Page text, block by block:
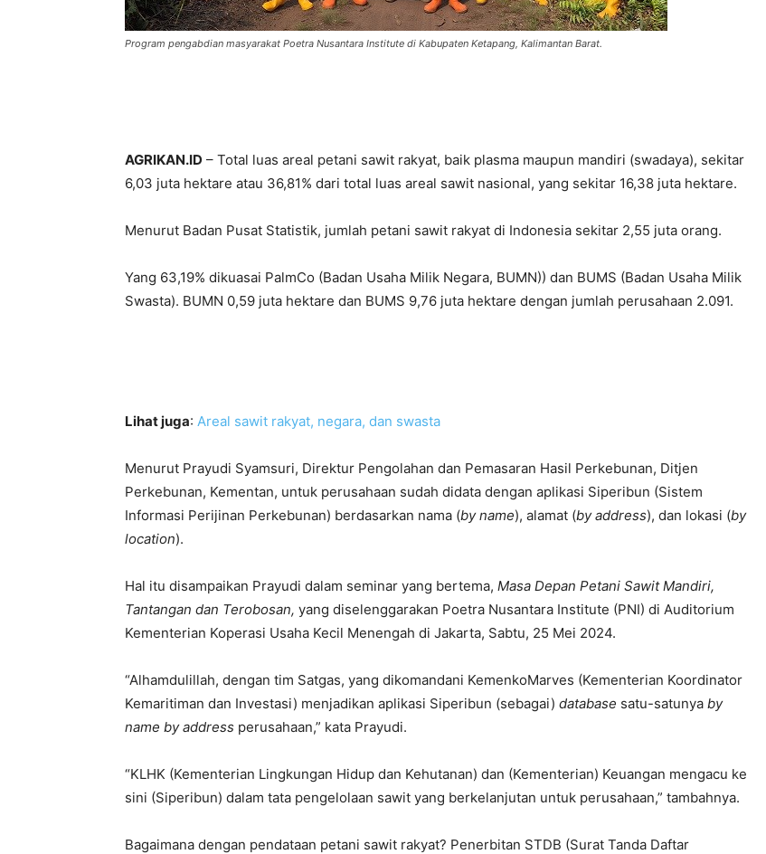
Program pengabdian masyarakat Poetra Nusantara Institute di Kabupaten Ketapang, Kalimantan Barat.
AGRIKAN.ID – Total luas areal petani sawit rakyat, baik plasma maupun mandiri (swadaya), sekitar
6,03 juta hektare atau 36,81% dari total luas areal sawit nasional, yang sekitar 16,38 juta hektare.
Menurut Badan Pusat Statistik, jumlah petani sawit rakyat di Indonesia sekitar 2,55 juta orang.
Yang 63,19% dikuasai PalmCo (Badan Usaha Milik Negara, BUMN)) dan BUMS (Badan Usaha Milik
Swasta). BUMN 0,59 juta hektare dan BUMS 9,76 juta hektare dengan jumlah perusahaan 2.091.
Lihat juga: Areal sawit rakyat, negara, dan swasta
Menurut Prayudi Syamsuri, Direktur Pengolahan dan Pemasaran Hasil Perkebunan, Ditjen
Perkebunan, Kementan, untuk perusahaan sudah didata dengan aplikasi Siperibun (Sistem
Informasi Perijinan Perkebunan) berdasarkan nama (by name), alamat (by address), dan lokasi (by
location).
Hal itu disampaikan Prayudi dalam seminar yang bertema, Masa Depan Petani Sawit Mandiri,
Tantangan dan Terobosan, yang diselenggarakan Poetra Nusantara Institute (PNI) di Auditorium
Kementerian Koperasi Usaha Kecil Menengah di Jakarta, Sabtu, 25 Mei 2024.
“Alhamdulillah, dengan tim Satgas, yang dikomandani KemenkoMarves (Kementerian Koordinator
Kemaritiman dan Investasi) menjadikan aplikasi Siperibun (sebagai) database satu-satunya by
name by address perusahaan,” kata Prayudi.
“KLHK (Kementerian Lingkungan Hidup dan Kehutanan) dan (Kementerian) Keuangan mengacu ke
sini (Siperibun) dalam tata pengelolaan sawit yang berkelanjutan untuk perusahaan,” tambahnya.
Bagaimana dengan pendataan petani sawit rakyat? Penerbitan STDB (Surat Tanda Daftar